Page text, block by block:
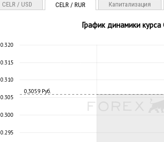
CELR / USD CELR / RUR Капитализация
График динамики
0,3059 Руб.
0.295
0.300
0.305
0.310
0.315
0.320